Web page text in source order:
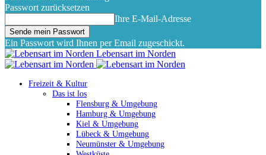
Passwort zurücksetzen
Ihre E-Mail-Adresse
Ein Passwort wird Ihnen per Email zugeschickt.
Lebensart im Norden
Freizeit & Kultur
Das ist los
Flensburg & Umgebung
Hamburg & Umgebung
Kiel & Umgebung
Lübeck & Umgebung
Neumünster & Umgebung